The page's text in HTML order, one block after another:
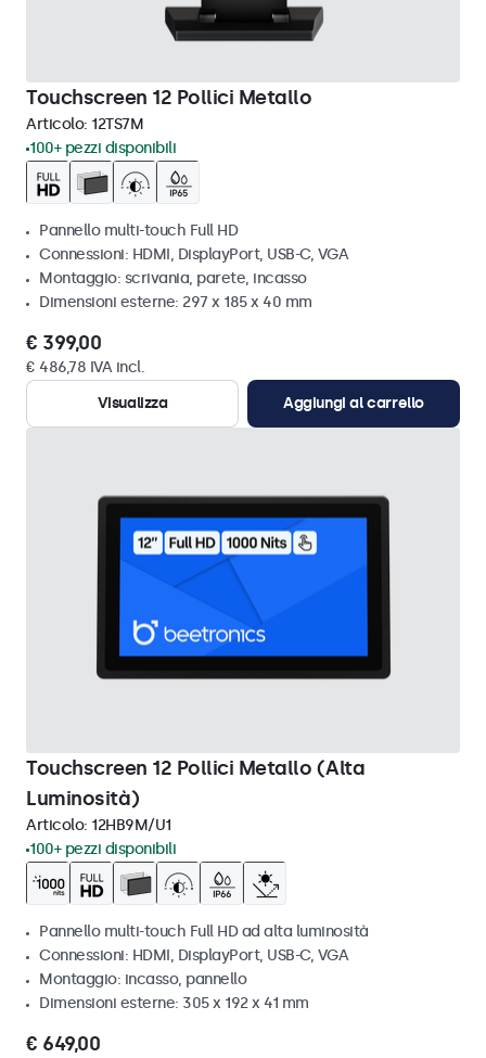
Touchscreen 12 Pollici Metallo
Articolo: 12TS7M
100+ pezzi disponibili
Pannello multi-touch Full HD
Connessioni: HDMI, DisplayPort, USB-C, VGA
Montaggio: scrivania, parete, incasso
Dimensioni esterne: 297 x 185 x 40 mm
€ 399,00
€ 486,78 IVA incl.
Visualizza
Aggiungi al carrello
Touchscreen 12 Pollici Metallo (Alta
Luminosità)
Articolo: 12HB9M/U1
100+ pezzi disponibili
Pannello multi-touch Full HD ad alta luminosità
Connessioni: HDMI, DisplayPort, USB-C, VGA
Montaggio: incasso, pannello
Dimensioni esterne: 305 x 192 x 41 mm
€ 649,00